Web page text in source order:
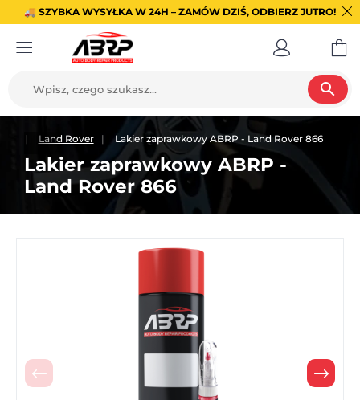
🚚 SZYBKA WYSYŁKA W 24H – ZAMÓW DZIŚ, ODBIERZ JUTRO!
search
Land Rover Lakier zaprawkowy ABRP - Land Rover 866
Lakier zaprawkowy ABRP -
Land Rover 866
Poprzedni